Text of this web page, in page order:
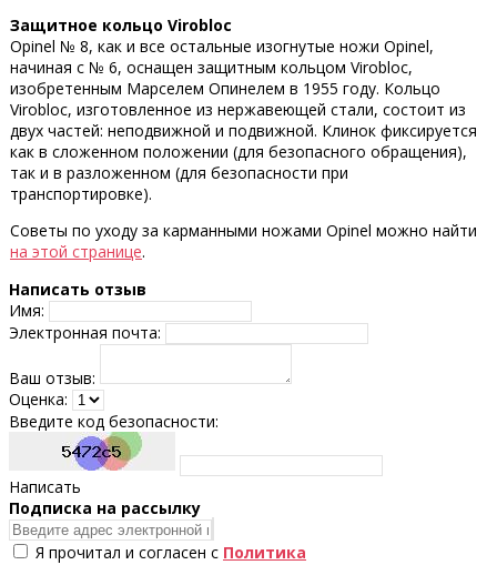
Защитное кольцо Virobloc
Opinel № 8, как и все остальные изогнутые ножи Opinel,
начиная с № 6, оснащен защитным кольцом Virobloc,
изобретенным Марселем Опинелем в 1955 году. Кольцо
Virobloc, изготовленное из нержавеющей стали, состоит из
двух частей: неподвижной и подвижной. Клинок фиксируется
как в сложенном положении (для безопасного обращения),
так и в разложенном (для безопасности при
транспортировке).
Советы по уходу за карманными ножами Opinel можно найти
на этой странице.
Написать отзыв
Имя:
Электронная почта:
Ваш отзыв:
Оценка:
Введите код безопасности:
Написать
Подпискa на рассылку
Я прочитал и согласен с Политика